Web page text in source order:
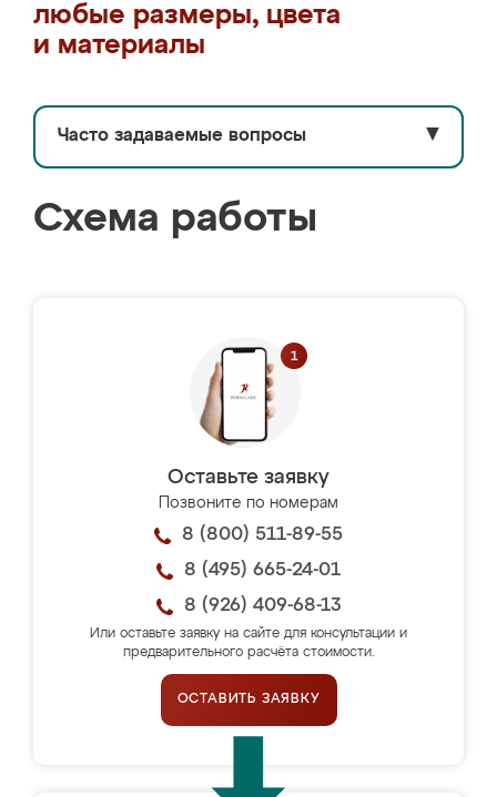
любые размеры, цвета
и материалы
Часто задаваемые вопросы ▼
Схема работы
Оставьте заявку
Позвоните по номерам
8 (800) 511-89-55
8 (495) 665-24-01
8 (926) 409-68-13
Или оставьте заявку на сайте для консультации и
предварительного расчёта стоимости.
ОСТАВИТЬ ЗАЯВКУ